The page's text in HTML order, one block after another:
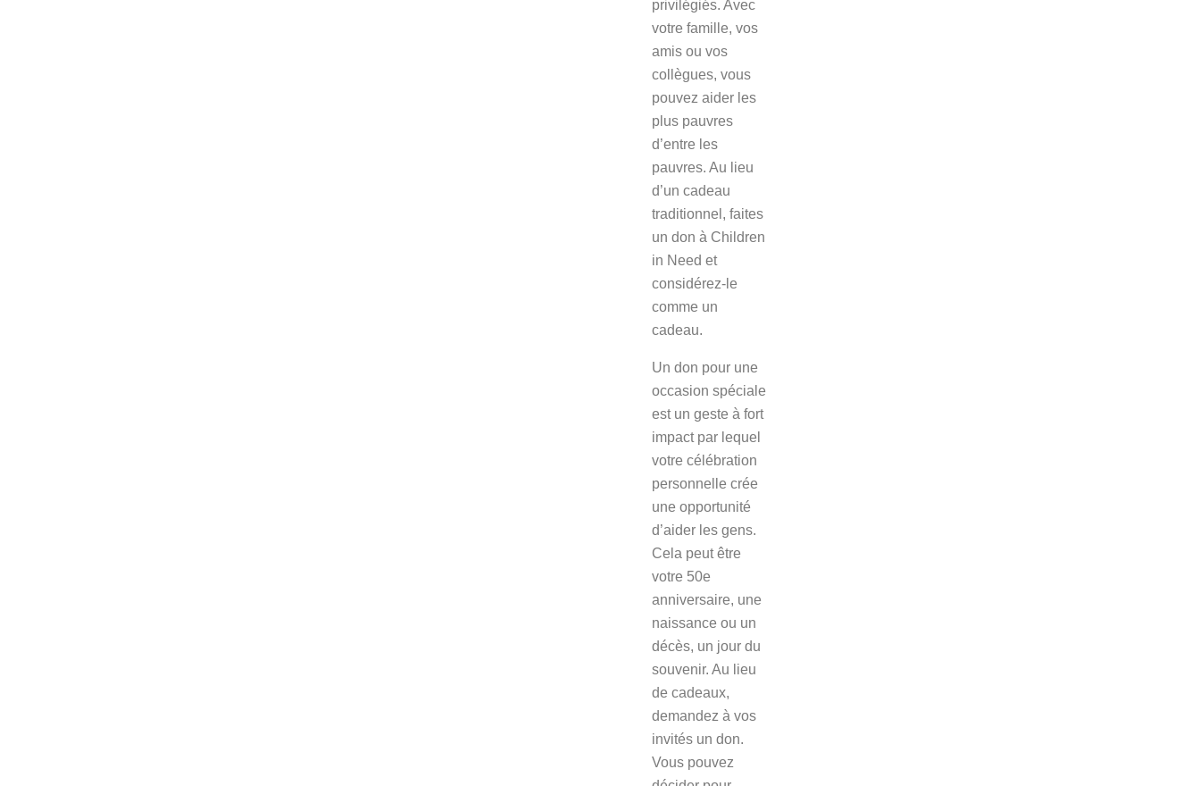
privilégiés. Avec
votre famille, vos
amis ou vos
collègues, vous
pouvez aider les
plus pauvres
d’entre les
pauvres. Au lieu
d’un cadeau
traditionnel, faites
un don à Children
in Need et
considérez-le
comme un
cadeau.
Un don pour une
occasion spéciale
est un geste à fort
impact par lequel
votre célébration
personnelle crée
une opportunité
d’aider les gens.
Cela peut être
votre 50e
anniversaire, une
naissance ou un
décès, un jour du
souvenir. Au lieu
de cadeaux,
demandez à vos
invités un don.
Vous pouvez